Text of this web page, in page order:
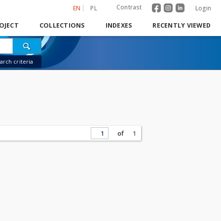
EN PL Contrast Login
COLLECTIONS INDEXES RECENTLY VIEWED
criteria
of 1